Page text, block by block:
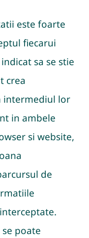
este foarte
fiecarui
sa se stie
crea
intermediul lor
in ambele
si website,
de
poate